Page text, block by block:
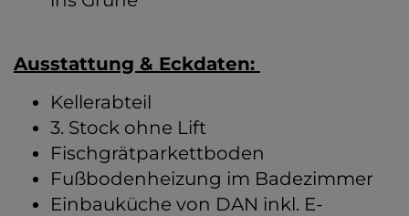
Ausstattung & Eckdaten:
Kellerabteil
3. Stock ohne Lift
Fischgrätparkettboden
Fußbodenheizung im Badezimmer
Einbauküche von DAN inkl. E-